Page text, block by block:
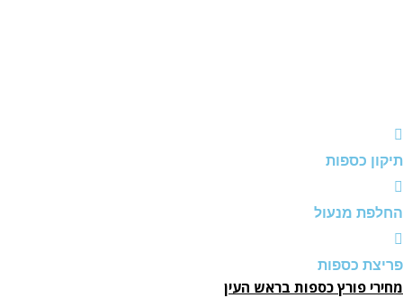
כספות
מנעול
כספות
פורץ כספות בראש העין